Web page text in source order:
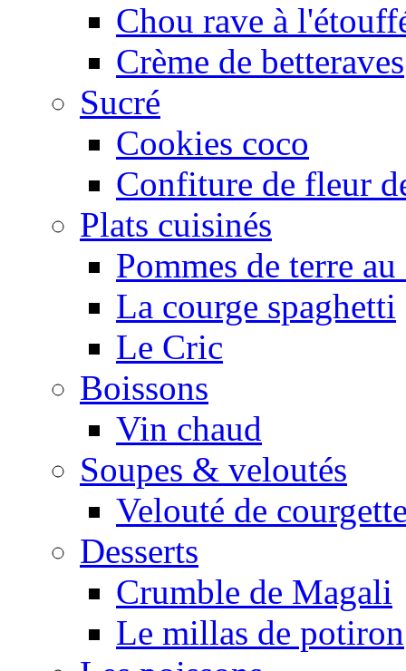
Chou rave à
Crème de betteraves
Sucré
Cookies coco
Confiture de fleur
Plats cuisinés
Pommes de terre
La courge spaghetti
Le Cric
Boissons
Vin chaud
Soupes & veloutés
Velouté de
Desserts
Crumble de Magali
Le millas de potiron